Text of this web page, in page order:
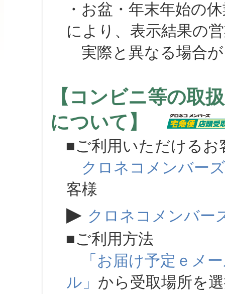
・お盆・年末年始の
により、表示結果の
実際と異なる場合が
【コンビニ等の取
について】
■ご利用いただけるお
クロネコメンバーズ
客様
▶ クロネコメンバー
■ご利用方法
「お届け予定ｅメ
ル」 から受取場所を